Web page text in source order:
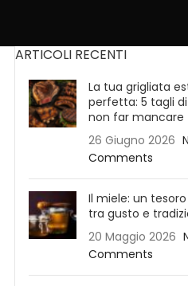
ARTICOLI RECENTI
La tua grigliata
perfetta: 5 tagli
non far mancare
26 Giugno 2026
Comments
Il miele: un
tra gusto e
20 Maggio 2026
Comments